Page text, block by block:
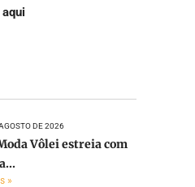
DE 2026
Vôlei estreia com
»